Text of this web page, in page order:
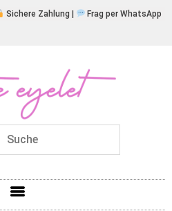
Sichere Zahlung | Frag per WhatsApp